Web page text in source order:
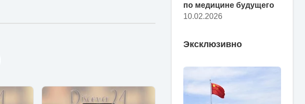
по медицине будущего
10.02.2026
Эксклюзивно